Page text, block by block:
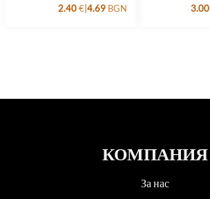
2.40€|4.69 BGN 3.00
КОМПАНИЯ
За нас